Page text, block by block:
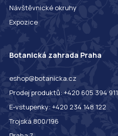
Návštěvnické okruhy
Expozice
Botanická zahrada Praha
eshop@botanicka.cz
Prodej produktů: +420 605 394 911
E-vstupenky: +420 234 148 122
Trojská 800/196